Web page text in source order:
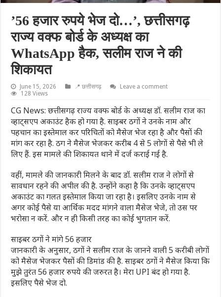
’56 हजार रुपये भेज दो…’, छत्तीसगढ़
राज्य वक्फ बोर्ड के अध्यक्ष का
WhatsApp हैक, सलीम राज ने की
शिकायत
June 15, 2026 📍 छत्तीसगढ़
Leave a comment
128 Views
CG News: छत्तीसगढ़ राज्य वक्फ बोर्ड के अध्यक्ष डॉ. सलीम राज का
व्हाट्सएप अकाउंट हैक हो गया है. साइबर ठगों ने उनके नाम और
पहचान का इस्तेमाल कर परिचितों को मैसेज भेज रहा है और पैसों की
मांग कर रहा है. ठग ने मैसेज भेजकर करीब 4 से 5 लोगों से पैसे भी ले
लिए हैं. इस मामले की शिकायत थाने में दर्ज कराई गई है.
वहीं, मामले की जानकारी मिलने के बाद डॉ. सलीम राज ने लोगों से
सावधान रहने की अपील की है. उन्होंने कहा है कि उनके व्हाट्सएप
अकाउंट का गलत इस्तेमाल किया जा रहा है। इसलिए उनके नाम से
अगर कोई पैसे या आर्थिक मदद मांगने वाला मैसेज भेजे, तो उस पर
भरोसा न करें. और न ही किसी तरह का कोई भुगतान करें.
साइबर ठगों ने मांगे 56 हजार
जानकारी के अनुसार, ठगों ने सलीम राज के जानने वाली 5 करीबी लोगों
को मैसेज भेजकर पैसों की डिमांड की है. साइबर ठगों ने मैसेज किया कि
मुझे तुरंत 56 हजार रुपये की जरुरत है। मेरा UPI बंद हो गया है.
इसलिए पैसे भेज दो.